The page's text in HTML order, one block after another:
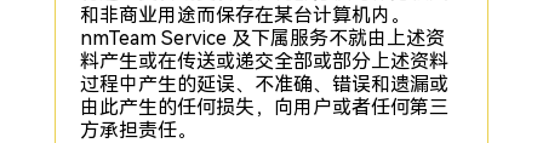
和非商业用途而保存在某台计算机内。
nmTeam Service 及下属服务不就由上述资
料产生或在传送或递交全部或部分上述资料
过程中产生的延误、不准确、错误和遗漏或
由此产生的任何损失，向用户或者任何第三
方承担责任。